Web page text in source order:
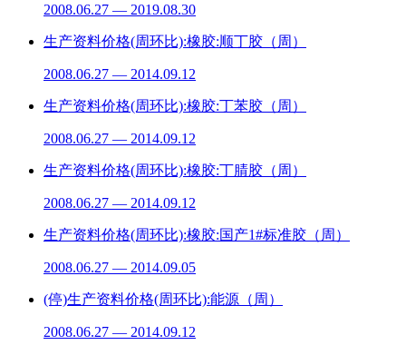
2008.06.27 — 2019.08.30
生产资料价格(周环比):橡胶:顺丁胶（周）
2008.06.27 — 2014.09.12
生产资料价格(周环比):橡胶:丁苯胶（周）
2008.06.27 — 2014.09.12
生产资料价格(周环比):橡胶:丁腈胶（周）
2008.06.27 — 2014.09.12
生产资料价格(周环比):橡胶:国产1#标准胶（周）
2008.06.27 — 2014.09.05
(停)生产资料价格(周环比):能源（周）
2008.06.27 — 2014.09.12